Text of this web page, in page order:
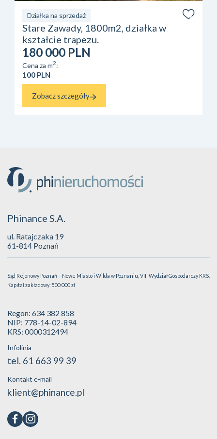
Działka na sprzedaż
Stare Zawady, 1800m2, działka w
kształcie trapezu.
180 000 PLN
Cena za m2:
100 PLN
Zobacz szczegóły
Phinance S.A.
ul. Ratajczaka 19
61-814 Poznań
Sąd Rejonowy Poznań – Nowe Miasto i Wilda w Poznaniu, VIII Wydział Gospodarczy KRS,
Kapitał zakładowy: 500 000 zł
Regon: 634 382 858
NIP: 778-14-02-894
KRS: 0000312494
Infolinia
tel. 61 663 99 39
Kontakt e-mail
klient@phinance.pl